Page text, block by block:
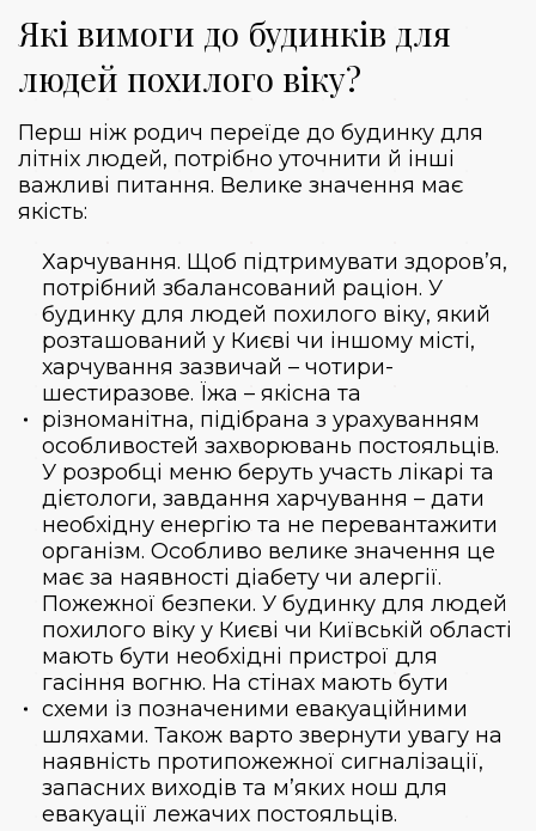
Які вимоги до будинків для
людей похилого віку?
Перш ніж родич переїде до будинку для
літніх людей, потрібно уточнити й інші
важливі питання. Велике значення має
якість:
Харчування. Щоб підтримувати здоров’я,
потрібний збалансований раціон. У
будинку для людей похилого віку, який
розташований у Києві чи іншому місті,
харчування зазвичай – чотири-
шестиразове. Їжа – якісна та
різноманітна, підібрана з урахуванням
особливостей захворювань постояльців.
У розробці меню беруть участь лікарі та
дієтологи, завдання харчування – дати
необхідну енергію та не перевантажити
організм. Особливо велике значення це
має за наявності діабету чи алергії.
Пожежної безпеки. У будинку для людей
похилого віку у Києві чи Київській області
мають бути необхідні пристрої для
гасіння вогню. На стінах мають бути
схеми із позначеними евакуаційними
шляхами. Також варто звернути увагу на
наявність протипожежної сигналізації,
запасних виходів та м’яких нош для
евакуації лежачих постояльців.